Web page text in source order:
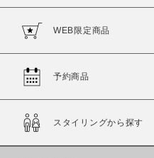
WEB限定商品
予約商品
スタイリングから探す